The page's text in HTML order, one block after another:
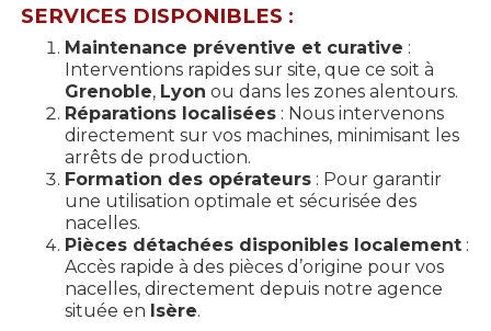
SERVICES DISPONIBLES :
Maintenance préventive et curative :
Interventions rapides sur site, que ce soit à
Grenoble, Lyon ou dans les zones alentours.
Réparations localisées : Nous intervenons
directement sur vos machines, minimisant les
arrêts de production.
Formation des opérateurs : Pour garantir
une utilisation optimale et sécurisée des
nacelles.
Pièces détachées disponibles localement :
Accès rapide à des pièces d’origine pour vos
nacelles, directement depuis notre agence
située en Isère.